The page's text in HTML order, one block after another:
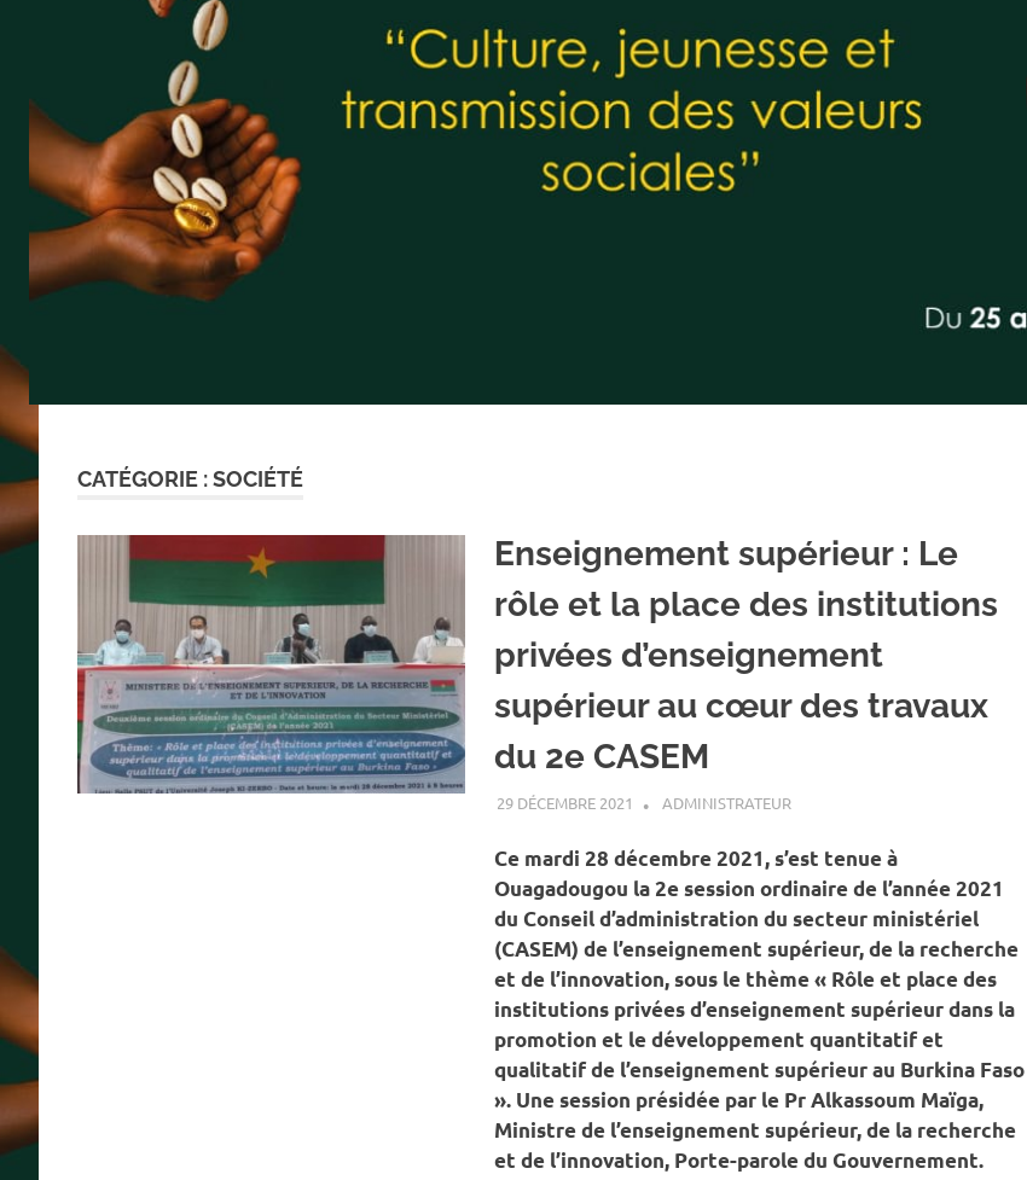
CATÉGORIE :SOCIÉTÉ
Enseignement supérieur : Le
rôle et la place des institutions
privées d’enseignement
supérieur au cœur des travaux
du 2e CASEM
29 DÉCEMBRE 2021 ADMINISTRATEUR
Ce mardi 28 décembre 2021, s’est tenue à
Ouagadougou la 2e session ordinaire de l’année 2021
du Conseil d’administration du secteur ministériel
(CASEM) de l’enseignement supérieur, de la recherche
et de l’innovation, sous le thème « Rôle et place des
institutions privées d’enseignement supérieur dans la
promotion et le développement quantitatif et
qualitatif de l’enseignement supérieur au Burkina Faso
». Une session présidée par le Pr Alkassoum Maïga,
Ministre de l’enseignement supérieur, de la recherche
et de l’innovation, Porte-parole du Gouvernement.